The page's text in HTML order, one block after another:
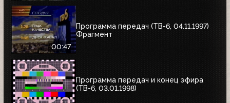
00:47
Программа передач (ТВ-6, 04.11.1997)
Фрагмент
Программа передач и конец эфира
(ТВ-6, 03.01.1998)